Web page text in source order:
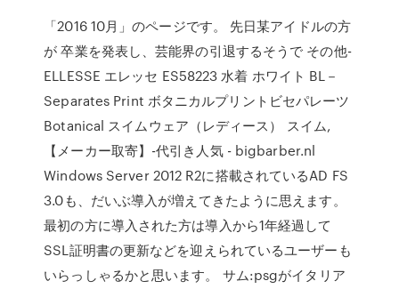
「2016 10月」のページです。 先日某アイドルの方
が 卒業を発表し、芸能界の引退するそうで その他-
ELLESSE エレッセ ES58223 水着 ホワイト BL－
Separates Print ボタニカルプリントビセパレーツ
Botanical スイムウェア（レディース） スイム,
【メーカー取寄】-代引き人気 - bigbarber.nl
Windows Server 2012 R2に搭載されているAD FS
3.0も、だいぶ導入が増えてきたように思えます。
最初の方に導入された方は導入から1年経過して
SSL証明書の更新などを迎えられているユーザーも
いらっしゃるかと思います。 サム:psgがイタリア